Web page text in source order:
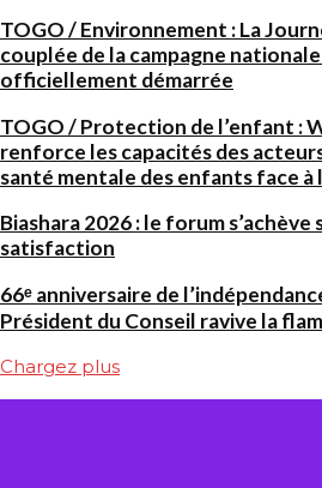
TOGO / Environnement : La
couplée de la campagne
officiellement démarrée
TOGO / Protection de l’enfant :
renforce les capacités des
santé mentale des enfants face
Biashara 2026 : le forum s’achève
satisfaction
66ᵉ anniversaire de
Président du Conseil ravive la
Chargez plus